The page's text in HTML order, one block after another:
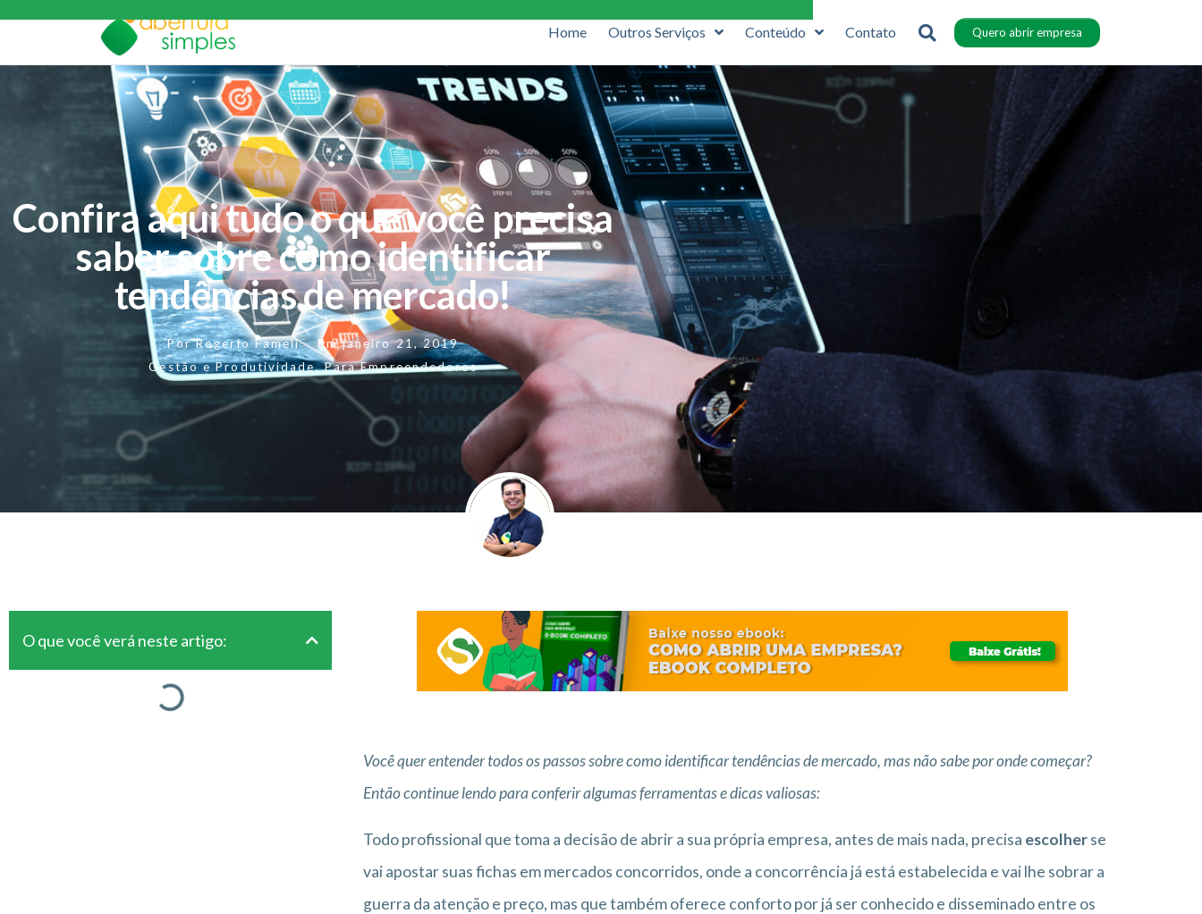
Home Outros Serviços Conteúdo Contato Quero abrir empresa
Confira aqui tudo o que você precisa
saber sobre como identificar
tendências de mercado!
PorRogerio Fameli Em janeiro 21, 2019
Gestão e Produtividade,Para Empreendedores
O que você verá neste artigo:
Você quer entender todos os passos sobre como identificar tendências de mercado, mas não sabe por onde começar?
Então continue lendo para conferir algumas ferramentas e dicas valiosas:
Todo profissional que toma a decisão de abrir a sua própria empresa, antes de mais nada, precisa escolherse
vai apostar suas fichas em mercados concorridos, onde a concorrência já está estabelecida e vai lhe sobrar a
guerra da atenção e preço, mas que também oferece conforto por já ser conhecido e disseminado entre os